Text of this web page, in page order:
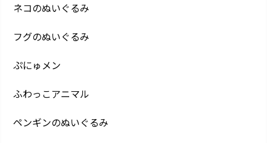
ネコのぬいぐるみ
フグのぬいぐるみ
ぷにゅメン
ふわっこアニマル
ペンギンのぬいぐるみ